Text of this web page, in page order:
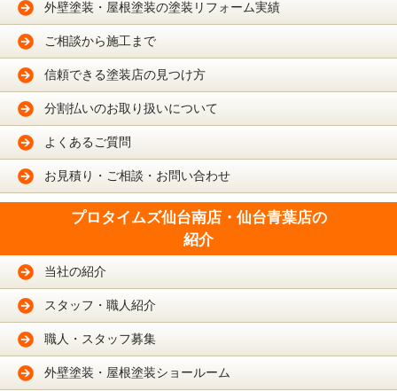
外壁塗装・屋根塗装の塗装リフォーム実績
ご相談から施工まで
信頼できる塗装店の見つけ方
分割払いのお取り扱いについて
よくあるご質問
お見積り・ご相談・お問い合わせ
プロタイムズ仙台南店・仙台青葉店の
紹介
当社の紹介
スタッフ・職人紹介
職人・スタッフ募集
外壁塗装・屋根塗装ショールーム